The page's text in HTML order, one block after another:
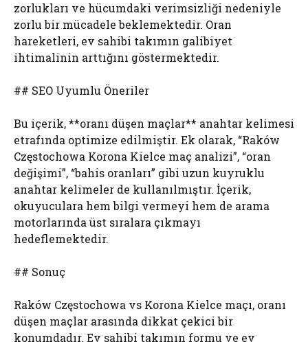
zorlukları ve hücumdaki verimsizliği nedeniyle
zorlu bir mücadele beklemektedir. Oran
hareketleri, ev sahibi takımın galibiyet
ihtimalinin arttığını göstermektedir.
## SEO Uyumlu Öneriler
Bu içerik, **oranı düşen maçlar** anahtar kelimesi
etrafında optimize edilmiştir. Ek olarak, “Raków
Częstochowa Korona Kielce maç analizi”, “oran
değişimi”, “bahis oranları” gibi uzun kuyruklu
anahtar kelimeler de kullanılmıştır. İçerik,
okuyuculara hem bilgi vermeyi hem de arama
motorlarında üst sıralara çıkmayı
hedeflemektedir.
## Sonuç
Raków Częstochowa vs Korona Kielce maçı, oranı
düşen maçlar arasında dikkat çekici bir
konumdadır. Ev sahibi takımın formu ve ev